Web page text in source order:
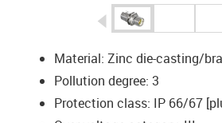
igus-icon-arrow-left
Material: Zinc die-casting/
Pollution degree: 3
Protection class: IP 66/67